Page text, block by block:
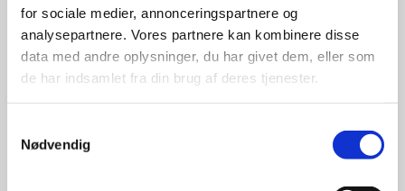
for sociale medier, annonceringspartnere og
analysepartnere. Vores partnere kan kombinere disse
data med andre oplysninger, du har givet dem, eller som
de har indsamlet fra din brug af deres tjenester.
Nødvendig
For at sikre høj kvalitet og stor
leveringssikkerhed samarbejder vi
med de største og mest
anerkendte leverandører inden for
promotion.